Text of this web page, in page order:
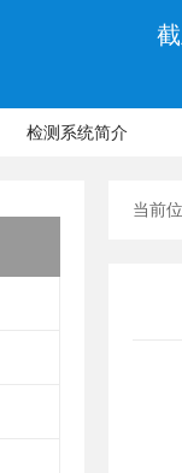
检测系统简介
当前